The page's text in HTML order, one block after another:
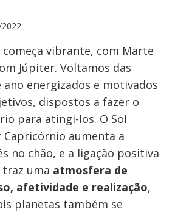
começa vibrante, com Marte
Júpiter. Voltamos das
energizados e motivados
dispostos a fazer o
para atingi-los. O Sol
aumenta a
no chão, e a ligação positiva
traz uma atmosfera de
afetividade e realização,
planetas também se